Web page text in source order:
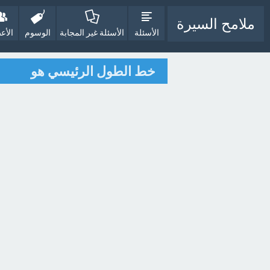
ملامح السيرة
الأسئلة الأسئلة غير المجابة الوسوم
خط الطول الرئيسي هو